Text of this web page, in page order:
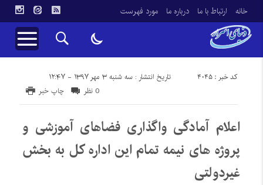
خانه ارتباط با ما درباره ما مورد فهرست
تاریخ انتشار : سه شنبه ۳ مهر ۱۳۹۷ - ۱۲:۴۷ کد خبر : 4045
چاپ خبر 0 نظر
اعلام آمادگی واگذاری فضاهای آموزشی و
پروژه های نیمه تمام این اداره کل به بخش
غیردولتی